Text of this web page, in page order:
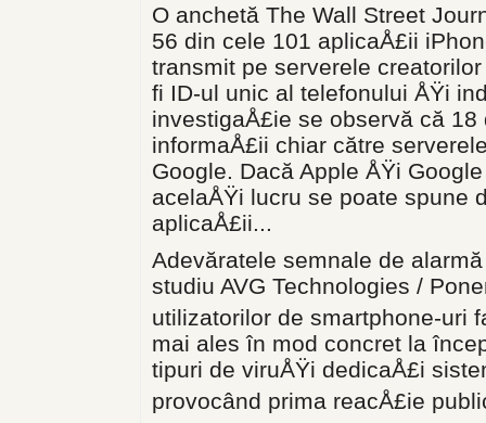
O anchetă The Wall Street
56 din cele 101 aplicaÅ£ii
transmit pe serverele
fi ID-ul unic al telefonului ÅŸi
investigaÅ£ie se observă că
informaÅ£ii chiar către
Google. Dacă Apple ÅŸi
acelaÅŸi lucru se poate spune
aplicaÅ£ii...
Adevăratele semnale de
studiu AVG Technologies /
utilizatorilor de smartphone-uri
mai ales în mod concret la
tipuri de viruÅŸi dedicaÅ£i
provocând prima reacÅ£ie